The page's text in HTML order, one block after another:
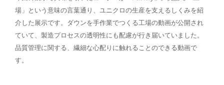
場」という意味の言葉通り、ユニクロの生産を支えるしくみを紹
介した展示です。ダウンを手作業でつくる工場の動画が公開され
ていて、製造プロセスの透明性にも配慮が行き届いていました。
品質管理に関する、繊細な心配りに触れることのできる動画で
す。